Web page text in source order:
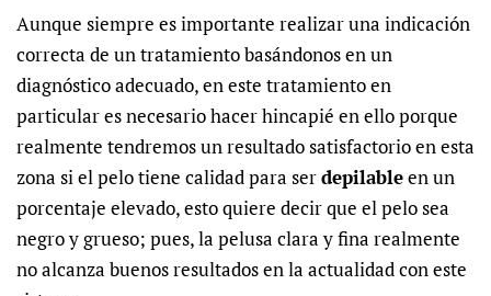
Aunque siempre es importante realizar una indicación
correcta de un tratamiento basándonos en un
diagnóstico adecuado, en este tratamiento en
particular es necesario hacer hincapié en ello porque
realmente tendremos un resultado satisfactorio en esta
zona si el pelo tiene calidad para serdepilableen un
porcentaje elevado, esto quiere decir que el pelo sea
negro y grueso; pues, la pelusa clara y fina realmente
no alcanza buenos resultados en la actualidad con este